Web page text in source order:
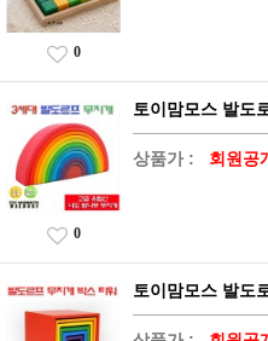
0
토이맘모스 발도
상품가 : 회원공
0
토이맘모스 발도